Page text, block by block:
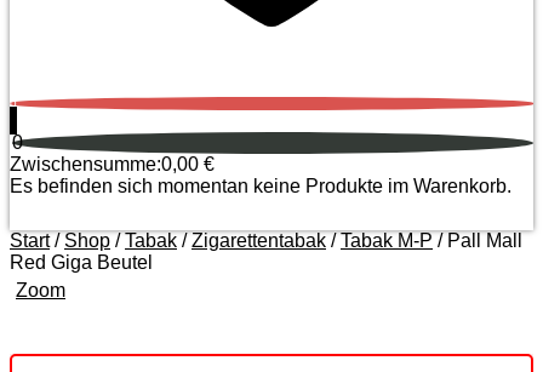
0
0
Zwischensumme:0,00 €
Es befinden sich momentan keine Produkte im Warenkorb.
Start/ Shop /Tabak /Zigarettentabak /Tabak M-P / Pall Mall
Red Giga Beutel
Zoom